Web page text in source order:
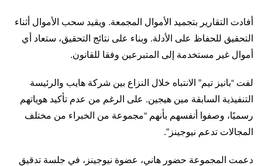
أفادت التقارير بتجميد الأموال المجمعة. ويقيد سحب الأموال أثناء
التحقيق للحفاظ على الأدلة. وبناء على نتائج التحقيق، ستعاد أي
أموال غير مستخدمة إلى المتبرعين وفقا للقانون.
لفت “بانيز تيم” الانتباه خلال النزاع بين شركة هايب والرئيسة
التنفيذية السابقة مين هيجين. على الرغم من عدم تأكيد هوياتهم
رسميًا، وصفوا أنفسهم بأنهم “مجموعة من الخبراء من مختلف
المجالات تدعم نيوجينز”.
دعمت المجموعة حضور هاني، عضوة نيوجينز، في جلسة تدقيق